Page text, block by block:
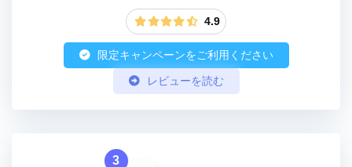
4.9
限定キャンペーンをご利用ください
レビューを読む
3